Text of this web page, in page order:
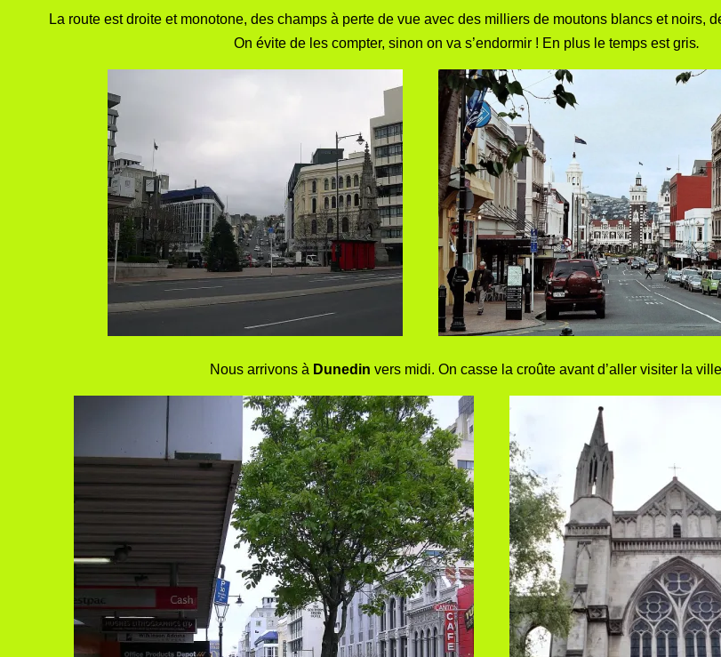
La route est droite et monotone, des champs à perte de vue avec des milliers de moutons blancs et noirs,
On évite de les compter, sinon on va s’endormir ! En plus le temps est gris.
Nous arrivons à Dunedin vers midi. On casse la croûte avant d’aller visiter la